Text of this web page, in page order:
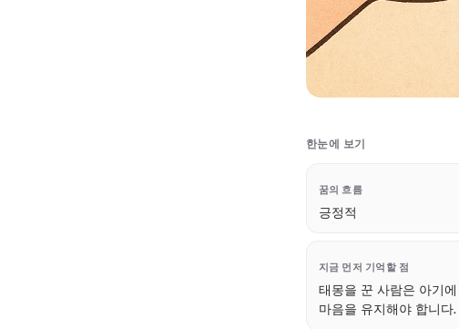
한눈에 보기
꿈의 흐름
긍정적
지금 먼저 기억할 점
태몽을 꾼 사람은 아기
마음을 유지해야 합니